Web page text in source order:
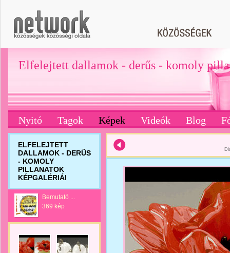
Elfelejtett dallamok - derűs - komoly
Nyitó Tagok Képek Videók Blog
ELFELEJTETT
DALLAMOK - DERŰS
- KOMOLY
PILLANATOK
KÉPGALÉRIÁI
Bemutató ...
369 kép